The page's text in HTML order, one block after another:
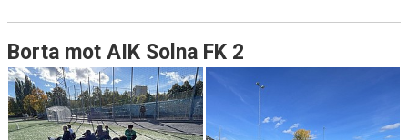
Borta mot AIK Solna FK 2